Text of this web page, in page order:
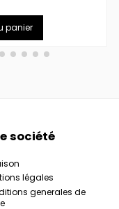
panier
société
légales
generales de